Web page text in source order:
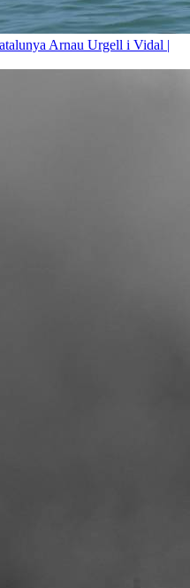
Arnau Urgell i Vidal |